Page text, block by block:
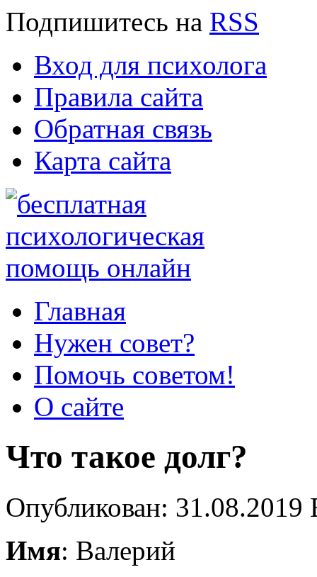
Подпишитесь на RSS
Вход для психолога
Правила сайта
Обратная связь
Карта сайта
Главная
Нужен совет?
Помочь советом!
О сайте
Что такое долг?
Опубликован:
Имя: Валерий